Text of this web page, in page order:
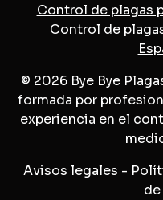
Control de plagas
Control de
© 2026 Bye Bye
formada por
experiencia en el
Avisos legales -